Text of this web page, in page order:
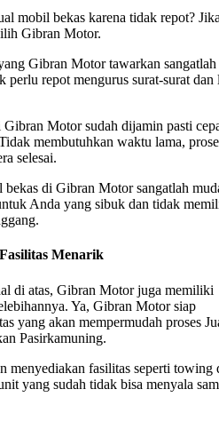
mobil bekas karena tidak repot?
Gibran Motor.
Gibran Motor tawarkan sangatlah
perlu repot mengurus surat-surat dan
Gibran Motor sudah dijamin pasti
membutuhkan waktu lama,
selesai.
di Gibran Motor sangatlah
Anda yang sibuk dan tidak
Menarik
di atas, Gibran Motor juga memiliki
Ya, Gibran Motor siap
yang akan mempermudah proses
Pasirkamuning.
menyediakan fasilitas seperti towing
yang sudah tidak bisa menyala